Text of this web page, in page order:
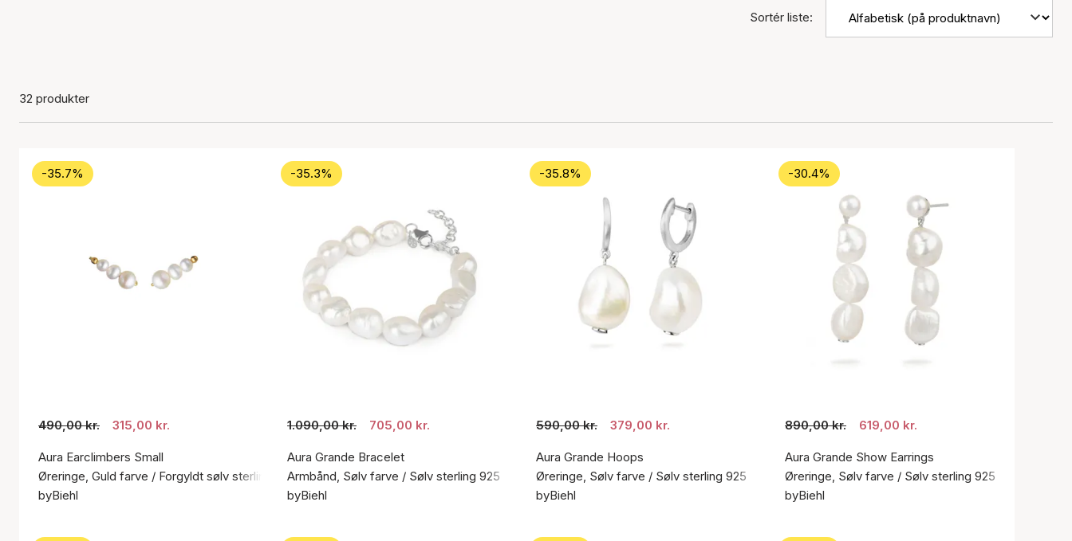
Sortér liste:
32 produkter
-35.7%
490,00 kr. 315,00 kr.
Aura Earclimbers Small
Øreringe, Guld farve / Forgyldt sølv sterling 925
byBiehl
-35.3%
1.090,00 kr. 705,00 kr.
Aura Grande Bracelet
Armbånd, Sølv farve / Sølv sterling 925
byBiehl
-35.8%
590,00 kr. 379,00 kr.
Aura Grande Hoops
Øreringe, Sølv farve / Sølv sterling 925
byBiehl
-30.4%
890,00 kr. 619,00 kr.
Aura Grande Show Earrings
Øreringe, Sølv farve / Sølv sterling 925
byBiehl